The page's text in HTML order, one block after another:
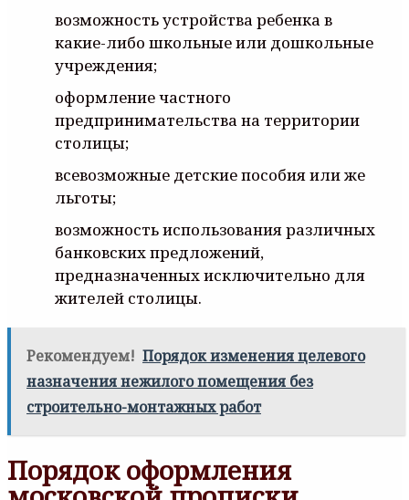
возможность устройства ребенка в
какие-либо школьные или дошкольные
учреждения;
оформление частного
предпринимательства на территории
столицы;
всевозможные детские пособия или же
льготы;
возможность использования различных
банковских предложений,
предназначенных исключительно для
жителей столицы.
Рекомендуем! Порядок изменения целевого
назначения нежилого помещения без
строительно-монтажных работ
Порядок оформления